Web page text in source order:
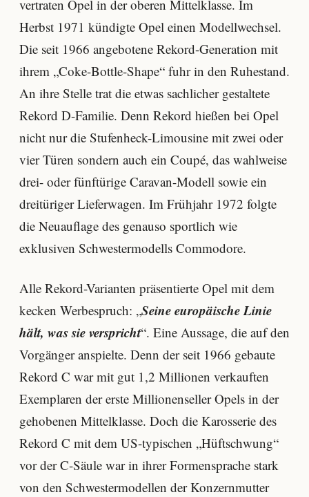
vertraten Opel in der oberen Mittelklasse. Im
Herbst 1971 kündigte Opel einen Modellwechsel.
Die seit 1966 angebotene Rekord-Generation mit
ihrem „Coke-Bottle-Shape“ fuhr in den Ruhestand.
An ihre Stelle trat die etwas sachlicher gestaltete
Rekord D-Familie. Denn Rekord hießen bei Opel
nicht nur die Stufenheck-Limousine mit zwei oder
vier Türen sondern auch ein Coupé, das wahlweise
drei- oder fünftürige Caravan-Modell sowie ein
dreitüriger Lieferwagen. Im Frühjahr 1972 folgte
die Neuauflage des genauso sportlich wie
exklusiven Schwestermodells Commodore.
Alle Rekord-Varianten präsentierte Opel mit dem
kecken Werbespruch: „Seine europäische Linie
hält, was sie verspricht“. Eine Aussage, die auf den
Vorgänger anspielte. Denn der seit 1966 gebaute
Rekord C war mit gut 1,2 Millionen verkauften
Exemplaren der erste Millionenseller Opels in der
gehobenen Mittelklasse. Doch die Karosserie des
Rekord C mit dem US-typischen „Hüftschwung“
vor der C-Säule war in ihrer Formensprache stark
von den Schwestermodellen der Konzernmutter